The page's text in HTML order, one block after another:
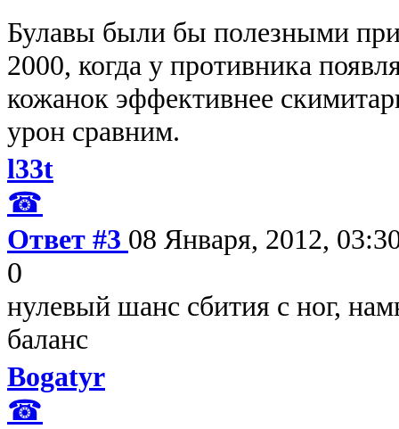
Булавы были бы полезными
2000, когда у противника
кожанок эффективнее
урон сравним.
l33t
☎
Ответ #3 08 Января, 2012,
0
нулевый шанс сбития с ног,
баланс
Bogatyr
☎